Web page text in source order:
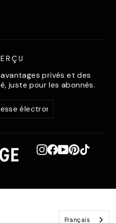
privés et des
juste pour les abonnés.
Instagram
Facebook
YouTube
Pinterest
TikTok
Français